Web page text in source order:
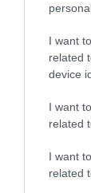
I want
related
device
I want
related
I want
related